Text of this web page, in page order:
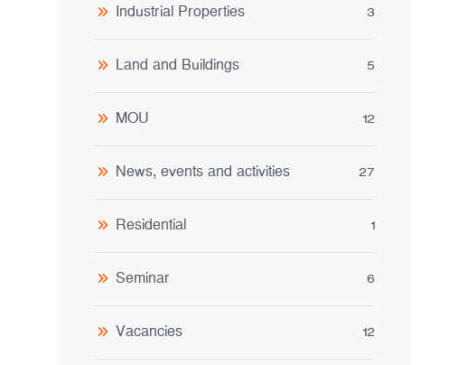
Industrial Properties 3
Land and Buildings 5
MOU 12
News, events and activities 27
Residential 1
Seminar 6
Vacancies 12